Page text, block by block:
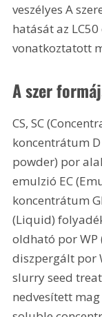
veszélyes A
hatását az
vonatkoztatott
A szer
CS, SC
koncentrátum
powder) por
emulzió EC
koncentrátum
(Liquid)
oldható por WP
diszpergált por
slurry seed
nedvesített mag